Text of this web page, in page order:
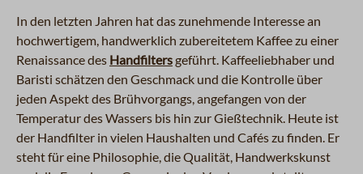
In den letzten Jahren hat das zunehmende Interesse an
hochwertigem, handwerklich zubereitetem Kaffee zu einer
Renaissance des Handfiltersgeführt. Kaffeeliebhaber und
Baristi schätzen den Geschmack und die Kontrolle über
jeden Aspekt des Brühvorgangs, angefangen von der
Temperatur des Wassers bis hin zur Gießtechnik. Heute ist
der Handfilter in vielen Haushalten und Cafés zu finden. Er
steht für eine Philosophie, die Qualität, Handwerkskunst